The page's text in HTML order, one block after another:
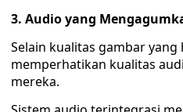
3. Audio yang
Selain kualitas gambar yang
memperhatikan kualitas
mereka.